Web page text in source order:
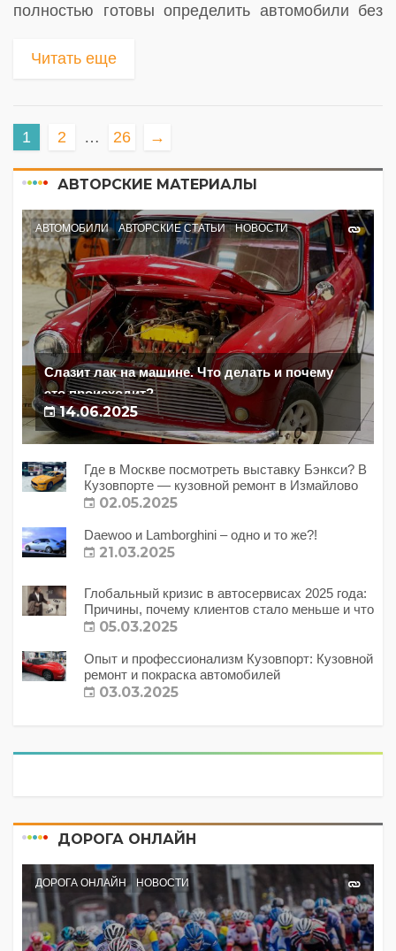
полностью готовы определить автомобили без
мягкий режим контроля — рассылку
Читать еще
1 2 … 26 →
АВТОРСКИЕ МАТЕРИАЛЫ
АВТОМОБИЛИ АВТОРСКИЕ СТАТЬИ НОВОСТИ
Слазит лак на машине. Что делать и почему
это происходит?
14.06.2025
Где в Москве посмотреть выставку Бэнкси? В
Кузовпорте — кузовной ремонт в Измайлово
02.05.2025
Daewoo и Lamborghini – одно и то же?!
21.03.2025
Глобальный кризис в автосервисах 2025 года:
Причины, почему клиентов стало меньше и что
с этим делать?
05.03.2025
Опыт и профессионализм Кузовпорт: Кузовной
ремонт и покраска автомобилей
03.03.2025
ДОРОГА ОНЛАЙН
ДОРОГА ОНЛАЙН НОВОСТИ